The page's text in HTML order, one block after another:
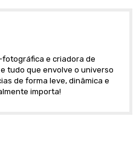
fotográfica e criadora de
tudo que envolve o universo
de forma leve, dinâmica e
importa!